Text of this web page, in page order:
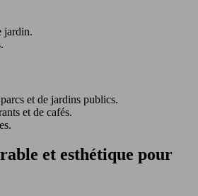
jardin.
et de jardins publics.
et de cafés.
et esthétique pour